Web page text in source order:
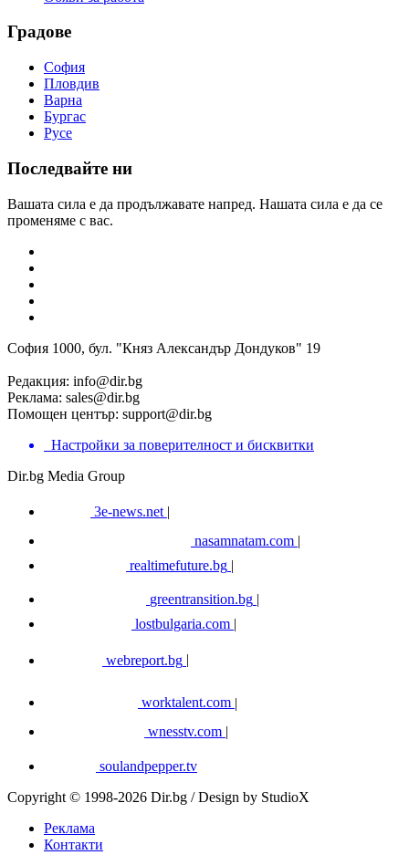
Градове
София
Пловдив
Варна
Бургас
Русе
Последвайте ни
Вашата сила е да продължавате напред. Нашата сила е да се
променяме с вас.
София 1000, бул. "Княз Александър Дондуков" 19
Редакция: info@dir.bg
Реклама: sales@dir.bg
Помощен център: support@dir.bg
Настройки за поверителност и бисквитки
Dir.bg Media Group
3e-news.net |
nasamnatam.com |
realtimefuture.bg |
greentransition.bg |
lostbulgaria.com |
webreport.bg
worktalent.com |
wnesstv.com |
soulandpepper.tv
Copyright © 1998-2026 Dir.bg / Design by StudioX
Реклама
Контакти